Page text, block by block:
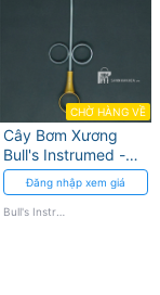
CHỜ HÀNG VỀ
Cây Bơm Xương
Bull's Instrumed -
Tối ưu ghép xương
Đăng nhập xem giá
Bull's Instrumed